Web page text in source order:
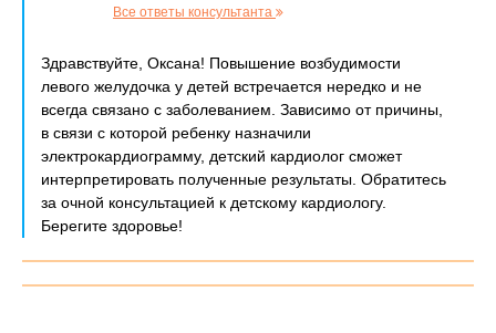
Все ответы консультанта
Здравствуйте, Оксана! Повышение возбудимости
левого желудочка у детей встречается нередко и не
всегда связано с заболеванием. Зависимо от причины,
в связи с которой ребенку назначили
электрокардиограмму, детский кардиолог сможет
интерпретировать полученные результаты. Обратитесь
за очной консультацией к детскому кардиологу.
Берегите здоровье!